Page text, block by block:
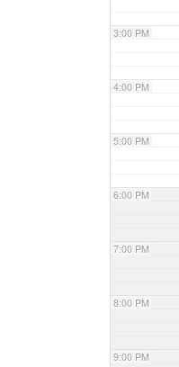
3:00 PM
4:00 PM
5:00 PM
6:00 PM
7:00 PM
8:00 PM
9:00 PM